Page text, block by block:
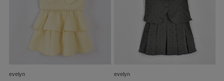
evelyn
evelyn